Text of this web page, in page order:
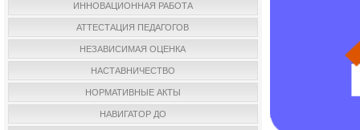
ИННОВАЦИОННАЯ РАБОТА
АТТЕСТАЦИЯ ПЕДАГОГОВ
НЕЗАВИСИМАЯ ОЦЕНКА
НАСТАВНИЧЕСТВО
НОРМАТИВНЫЕ АКТЫ
НАВИГАТОР ДО